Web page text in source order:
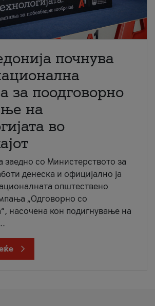
почнува
за поодговорно
на
во
заедно со Министерството за
денеска и официјално ја
општествено
„Одговорно со
насочена кон подигнување на